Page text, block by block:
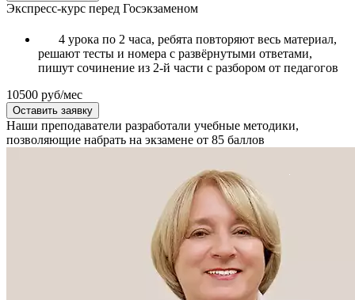
Экспресс-курс перед Госэкзаменом
4 урока по 2 часа, ребята повторяют весь материал,
решают тесты и номера с развёрнутыми ответами,
пишут сочинение из 2-й части с разбором от педагогов
10500 руб/мес
Оставить заявку
Наши преподаватели разработали учебные методики,
позволяющие набрать на экзамене от 85 баллов